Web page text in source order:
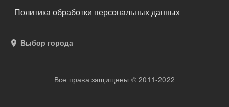
Политика обработки персональных данных
Выбор города
Все права защищены © 2011-2022